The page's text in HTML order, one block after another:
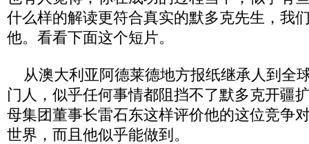
什么样的解读更符合真实的默多克先生，我
他。看看下面这个短片。
从澳大利亚阿德莱德地方报纸继承人到全
门人，似乎任何事情都阻挡不了默多克开疆
母集团董事长雷石东这样评价他的这位竞争
世界，而且他似乎能做到。